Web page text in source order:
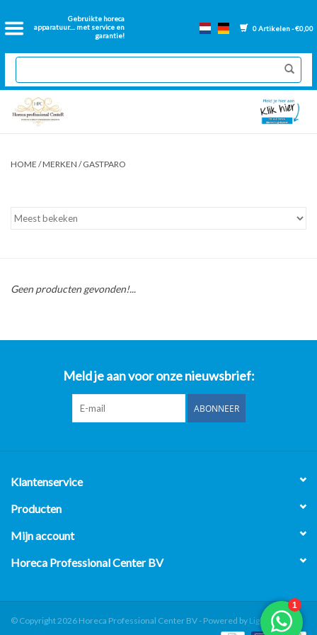
Gebruikte horeca
apparatuur.... met service en
garantie!
0 Artikelen - €0,00
Home
2dehands Horeca
Nieuwe apparatuur
Onderdelen bakwanden
Over ons
HOME /MERKEN /GASTPARO
Geen producten gevonden!...
Meld je aan voor onze nieuwsbrief:
ABONNEER
Klantenservice
Producten
Mijn account
Horeca Professional Center BV
© Copyright 2026 Horeca Professional Center BV - Powered by Lightspeed